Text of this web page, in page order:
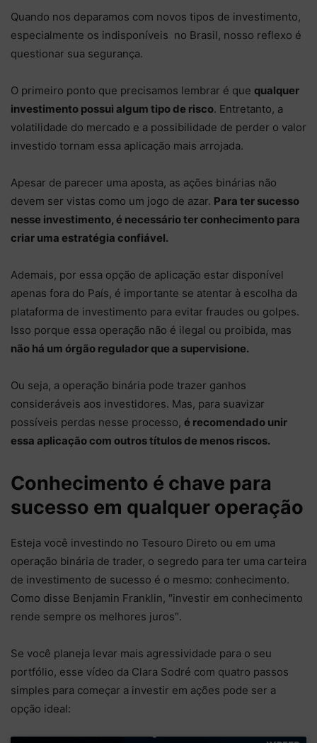
Quando nos deparamos com novos tipos de investimento,
especialmente os indisponíveis no Brasil, nosso reflexo é
questionar sua segurança.
O primeiro ponto que precisamos lembrar é que qualquer
investimento possui algum tipo de risco. Entretanto, a
volatilidade do mercado e a possibilidade de perder o valor
investido tornam essa aplicação mais arrojada.
Apesar de parecer uma aposta, as ações binárias não
devem ser vistas como um jogo de azar. Para ter sucesso
nesse investimento, é necessário ter conhecimento para
criar uma estratégia confiável.
Ademais, por essa opção de aplicação estar disponível
apenas fora do País, é importante se atentar à escolha da
plataforma de investimento para evitar fraudes ou golpes.
Isso porque essa operação não é ilegal ou proibida, mas
não há um órgão regulador que a supervisione.
Ou seja, a operação binária pode trazer ganhos
consideráveis aos investidores. Mas, para suavizar
possíveis perdas nesse processo, é recomendado unir
essa aplicação com outros títulos de menos riscos.
Conhecimento é chave para
sucesso em qualquer operação
Esteja você investindo no Tesouro Direto ou em uma
operação binária de trader, o segredo para ter uma carteira
de investimento de sucesso é o mesmo: conhecimento.
Como disse Benjamin Franklin, ″investir em conhecimento
rende sempre os melhores juros″.
Se você planeja levar mais agressividade para o seu
portfólio, esse vídeo da Clara Sodré com quatro passos
simples para começar a investir em ações pode ser a
opção ideal: